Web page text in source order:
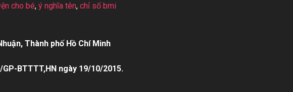
cho bé, ý nghĩa tên, chỉ số bmi
Thành phố Hồ Chí Minh
BTTTT,HN ngày 19/10/2015.